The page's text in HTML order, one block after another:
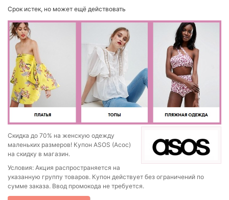
Срок истек, но может ещё действовать
Скидка до 70% на женскую одежду
маленьких размеров! Купон ASOS (Асос)
на скидку в магазин.
Условия: Акция распространяется на
указанную группу товаров. Купон действует без ограничений по
сумме заказа. Ввод промокода не требуется.